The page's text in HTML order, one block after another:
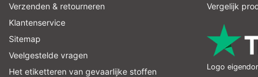
Verzenden & retourneren
Klantenservice
Sitemap
Veelgestelde vragen
Het etiketteren van gevaarlijke stoffen
Vergelijk
Logo